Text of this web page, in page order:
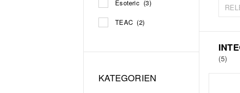
Esoteric (3)
TEAC (2)
KATEGORIEN
(5)